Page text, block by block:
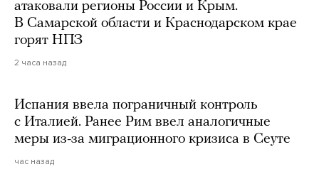
атаковали регионы России и Крым.
В Самарской области и Краснодарском крае
горят НПЗ
2 часа назад
Испания ввела пограничный контроль
с Италией. Ранее Рим ввел аналогичные
меры из-за миграционного кризиса в Сеуте
час назад